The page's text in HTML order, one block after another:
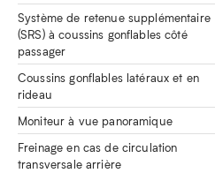
Système de retenue supplémentaire
(SRS) à coussins gonflables côté
passager
Coussins gonflables latéraux et en
rideau
Moniteur à vue panoramique
Freinage en cas de circulation
transversale arrière